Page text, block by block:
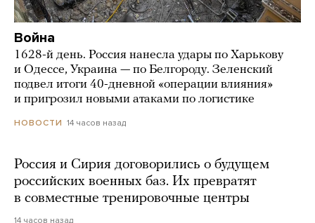
Война
1628-й день. Россия нанесла удары по Харькову
и Одессе, Украина — по Белгороду. Зеленский
подвел итоги 40-дневной «операции влияния»
и пригрозил новыми атаками по логистике
НОВОСТИ 14 часов назад
Россия и Сирия договорились о будущем
российских военных баз. Их превратят
в совместные тренировочные центры
14 часов назад